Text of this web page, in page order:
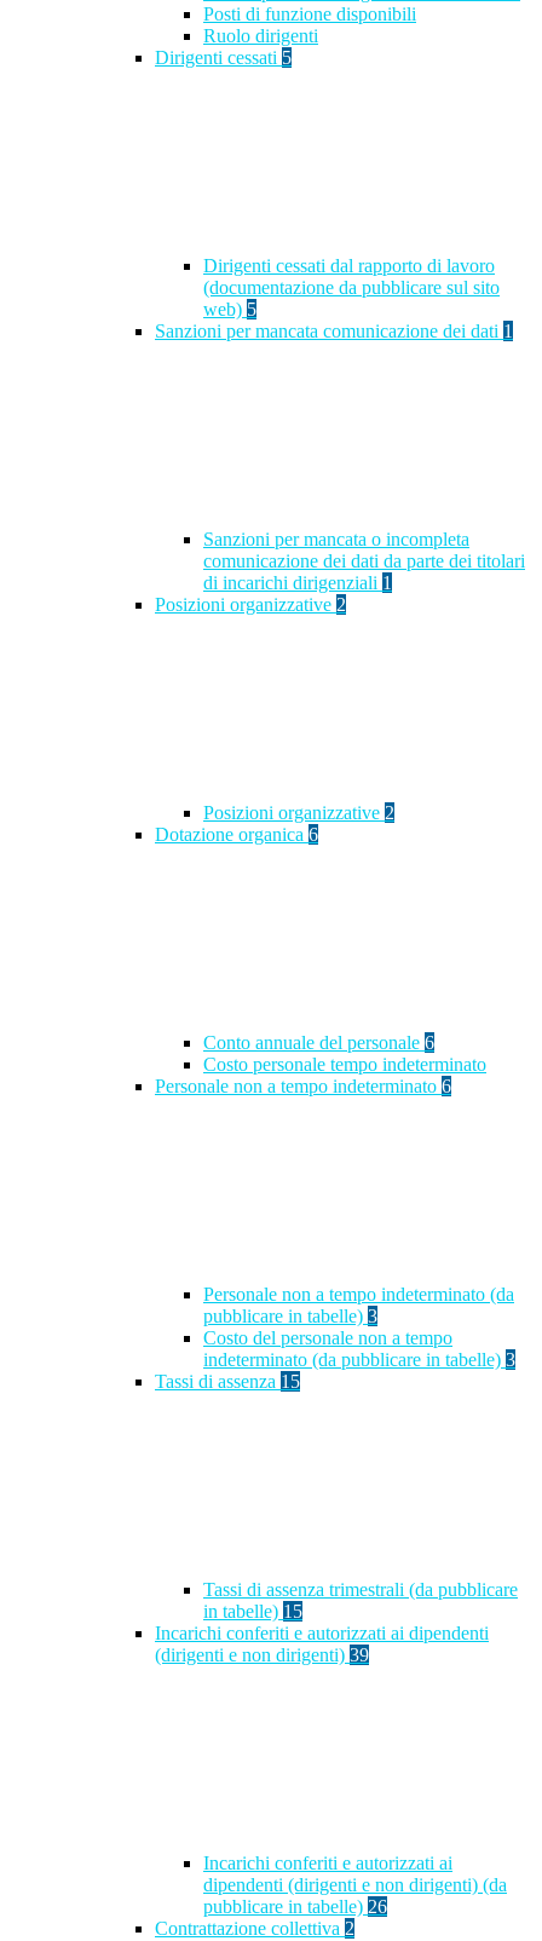
Posti di funzione disponibili
Ruolo dirigenti
Dirigenti cessati 5
Dirigenti cessati dal rapporto di lavoro
(documentazione da pubblicare sul sito
web) 5
Sanzioni per mancata comunicazione dei dati 1
Sanzioni per mancata o incompleta
comunicazione dei dati da parte dei titolari
di incarichi dirigenziali 1
Posizioni organizzative 2
Posizioni organizzative 2
Dotazione organica 6
Conto annuale del personale 6
Costo personale tempo indeterminato
Personale non a tempo indeterminato 6
Personale non a tempo indeterminato (da
pubblicare in tabelle) 3
Costo del personale non a tempo
indeterminato (da pubblicare in tabelle) 3
Tassi di assenza 15
Tassi di assenza trimestrali (da pubblicare
in tabelle) 15
Incarichi conferiti e autorizzati ai dipendenti
(dirigenti e non dirigenti) 39
Incarichi conferiti e autorizzati ai
dipendenti (dirigenti e non dirigenti) (da
pubblicare in tabelle) 26
Contrattazione collettiva 2